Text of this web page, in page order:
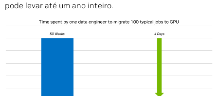
pode levar até um ano inteiro.